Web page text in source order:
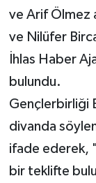
ve Arif Ölmez
ve Nilüfer
İhlas Haber
bulundu.
Gençlerbirliği
divanda
ifade ederek,
bir teklifte